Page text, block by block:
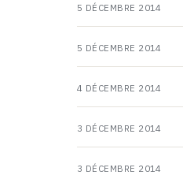
5 DÉCEMBRE 2014
5 DÉCEMBRE 2014
4 DÉCEMBRE 2014
3 DÉCEMBRE 2014
3 DÉCEMBRE 2014